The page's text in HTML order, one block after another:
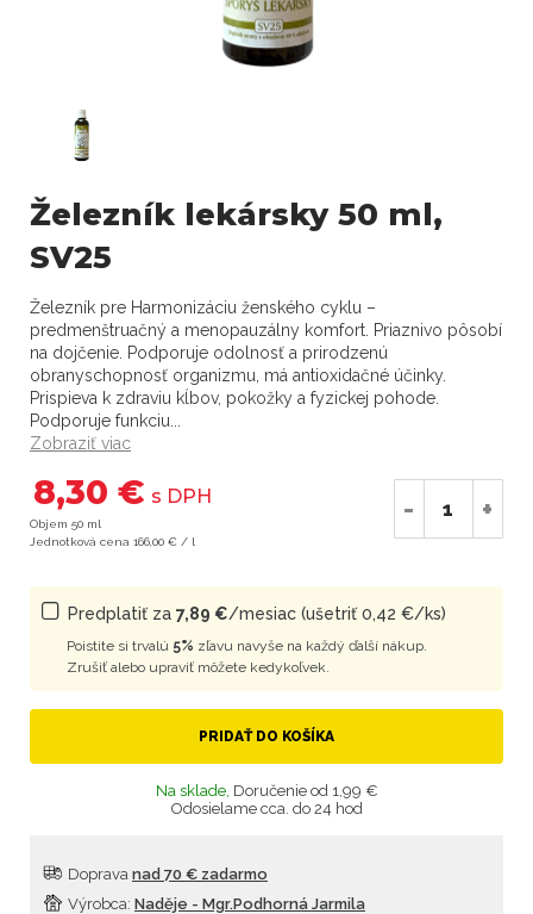
Železník lekársky 50 ml,
SV25
Železník pre Harmonizáciu ženského cyklu –
predmenštruačný a menopauzálny komfort. Priaznivo pôsobí
na dojčenie. Podporuje odolnosť a prirodzenú
obranyschopnosť organizmu, má antioxidačné účinky.
Prispieva k zdraviu kĺbov, pokožky a fyzickej pohode.
Podporuje funkciu...
Zobraziť viac
8,30 € s DPH
Objem 50 ml
Jednotková cena 166,00 € / l
- +
Predplatiť za 7,89 €/mesiac (ušetriť 0,42 €/ks)
Poistite si trvalú 5% zľavu navyše na každý ďalší nákup.
Zrušiť alebo upraviť môžete kedykoľvek.
PRIDAŤ DO KOŠÍKA
Na sklade, Doručenie od 1,99 €
Odosielame cca. do 24 hod
Doprava nad 70 € zadarmo
Výrobca: Naděje - Mgr.Podhorná Jarmila